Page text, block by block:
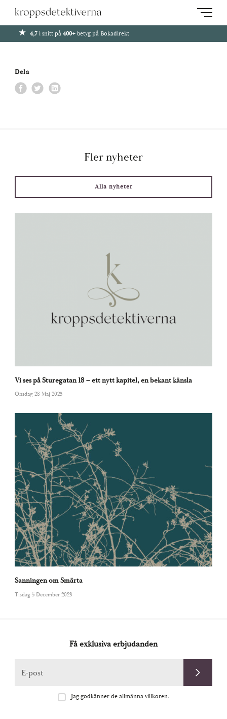
4,7i snitt på 400+betyg på Bokadirekt
Vi ses på Sturegatan 18 – ett nytt kapitel, en bekant känsla
Dela
Fler nyheter
Alla nyheter
Vi ses på Sturegatan 18 – ett nytt kapitel, en bekant känsla
Onsdag 28 Maj 2025
Sanningen om Smärta
Tisdag 5 December 2023
Få exklusiva erbjudanden
E-post
Jag godkänner de allmänna villkoren.